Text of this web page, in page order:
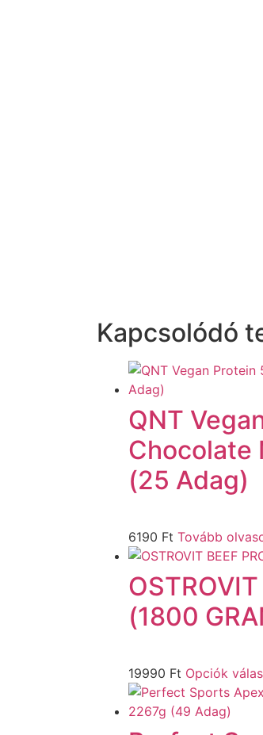
Kapcsolódó
QNT
Chocolate
(25 Adag)
6190 Ft Tovább
OSTROVIT
(1800
19990 Ft Opciók